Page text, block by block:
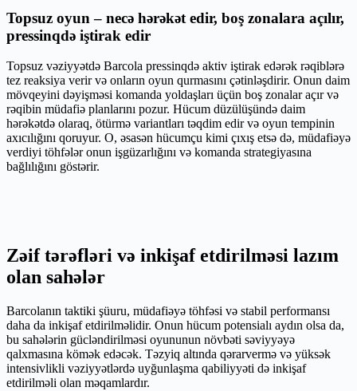
Topsuz oyun – necə hərəkət edir, boş zonalara açılır,
pressinqdə iştirak edir
Topsuz vəziyyətdə Barcola pressinqdə aktiv iştirak edərək rəqiblərə
tez reaksiya verir və onların oyun qurmasını çətinləşdirir. Onun daim
mövqeyini dəyişməsi komanda yoldaşları üçün boş zonalar açır və
rəqibin müdafiə planlarını pozur. Hücum düzülüşündə daim
hərəkətdə olaraq, ötürmə variantları təqdim edir və oyun tempinin
axıcılığını qoruyur. O, əsasən hücumçu kimi çıxış etsə də, müdafiəyə
verdiyi töhfələr onun işgüzarlığını və komanda strategiyasına
bağlılığını göstərir.
Zəif tərəfləri və inkişaf etdirilməsi lazım
olan sahələr
Barcolanın taktiki şüuru, müdafiəyə töhfəsi və stabil performansı
daha da inkişaf etdirilməlidir. Onun hücum potensialı aydın olsa da,
bu sahələrin gücləndirilməsi oyununun növbəti səviyyəyə
qalxmasına kömək edəcək. Təzyiq altında qərarvermə və yüksək
intensivlikli vəziyyətlərdə uyğunlaşma qabiliyyəti də inkişaf
etdirilməli olan məqamlardır.